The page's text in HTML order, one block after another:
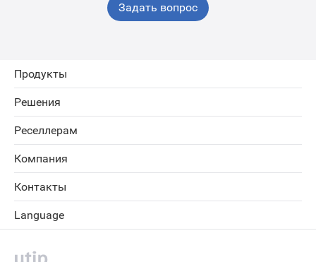
Задать вопрос
Продукты
Решения
Реселлерам
Компания
Контакты
Language